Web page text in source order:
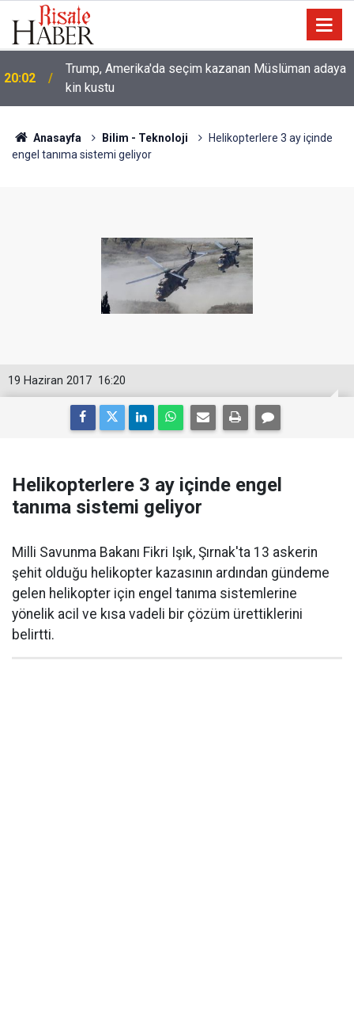
20:02
Trump, Amerika'da seçim kazanan Müslüman adaya
kin kustu
Anasayfa Bilim - Teknoloji
Helikopterlere 3 ay içinde
engel tanıma sistemi geliyor
16:20
19 Haziran 2017
Helikopterlere 3 ay içinde engel
tanıma sistemi geliyor
Milli Savunma Bakanı Fikri Işık, Şırnak'ta 13 askerin
şehit olduğu helikopter kazasının ardından gündeme
gelen helikopter için engel tanıma sistemlerine
yönelik acil ve kısa vadeli bir çözüm ürettiklerini
belirtti.